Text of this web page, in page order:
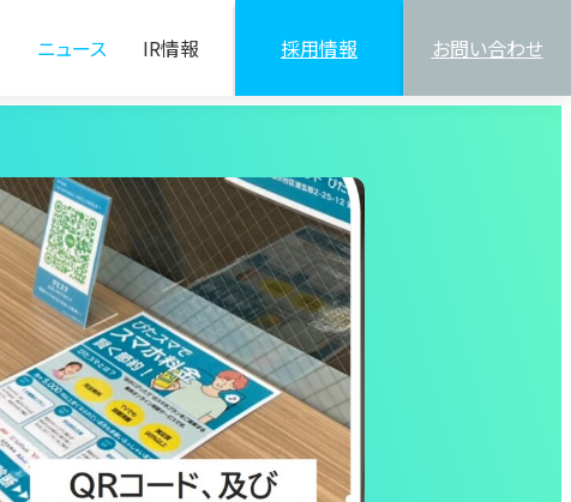
ニュース IR情報 採用情報 お問い合わせ